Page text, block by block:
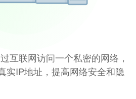
互联网访问一个私密的网络，
实IP地址，提高网络安全和隐